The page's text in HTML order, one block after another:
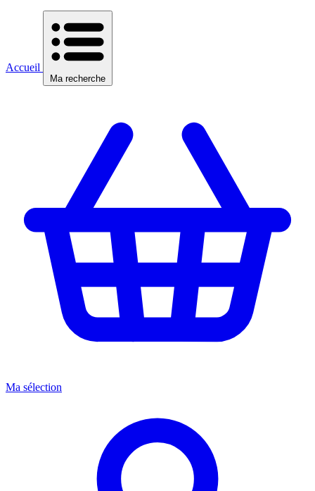
Accueil
Ma recherche
Ma sélection